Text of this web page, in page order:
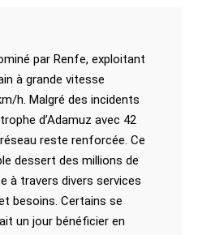
par Renfe, exploitant
à grande vitesse
h. Malgré des incidents
d’Adamuz avec 42
reste renforcée. Ce
dessert des millions de
à travers divers services
besoins. Certains se
un jour bénéficier en